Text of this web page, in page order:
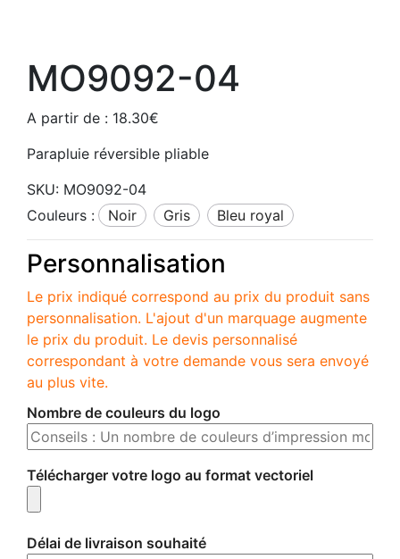
MO9092-04
A partir de : 18.30€
Parapluie réversible pliable
SKU: MO9092-04
Couleurs :
noir gris bleu royal
Personnalisation
Le prix indiqué correspond au prix du produit sans
personnalisation. L'ajout d'un marquage augmente
le prix du produit. Le devis personnalisé
correspondant à votre demande vous sera envoyé
au plus vite.
Nombre de couleurs du logo
Télécharger votre logo au format vectoriel
Délai de livraison souhaité